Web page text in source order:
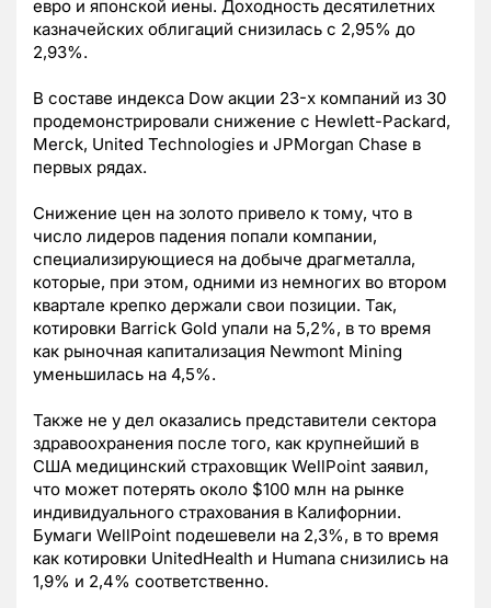
евро и японской иены. Доходность десятилетних
казначейских облигаций снизилась с 2,95% до
2,93%.
В составе индекса Dow акции 23-х компаний из 30
продемонстрировали снижение с Hewlett-Packard,
Merck, United Technologies и JPMorgan Chase в
первых рядах.
Снижение цен на золото привело к тому, что в
число лидеров падения попали компании,
специализирующиеся на добыче драгметалла,
которые, при этом, одними из немногих во втором
квартале крепко держали свои позиции. Так,
котировки Barrick Gold упали на 5,2%, в то время
как рыночная капитализация Newmont Mining
уменьшилась на 4,5%.
Также не у дел оказались представители сектора
здравоохранения после того, как крупнейший в
США медицинский страховщик WellPoint заявил,
что может потерять около $100 млн на рынке
индивидуального страхования в Калифорнии.
Бумаги WellPoint подешевели на 2,3%, в то время
как котировки UnitedHealth и Humana снизились на
1,9% и 2,4% соответственно.